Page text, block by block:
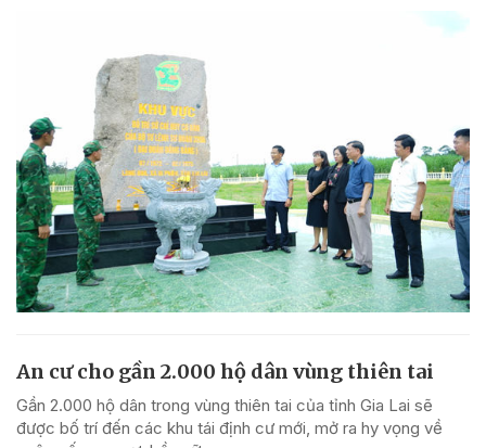
An cư cho gần 2.000 hộ dân vùng thiên tai
Gần 2.000 hộ dân trong vùng thiên tai của tỉnh Gia Lai sẽ
được bố trí đến các khu tái định cư mới, mở ra hy vọng về